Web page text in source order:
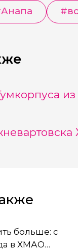
Анапа #
больше: с
в ХМАО